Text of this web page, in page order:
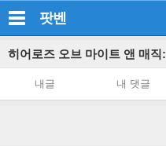
팟벤
내글 내 댓글